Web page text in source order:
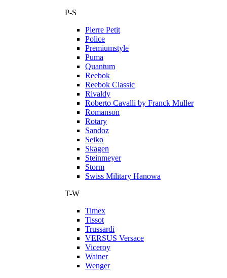
P-S
Pierre Petit
Police
Premiumstyle
Puma
Quantum
Reebok
Reebok Classic
Rivaldy
Roberto Cavalli by Franck Muller
Romanson
Rotary
Sandoz
Seiko
Skagen
Steinmeyer
Storm
Swiss Military Hanowa
T-W
Timex
Tissot
Trussardi
VERSUS Versace
Viceroy
Wainer
Wenger